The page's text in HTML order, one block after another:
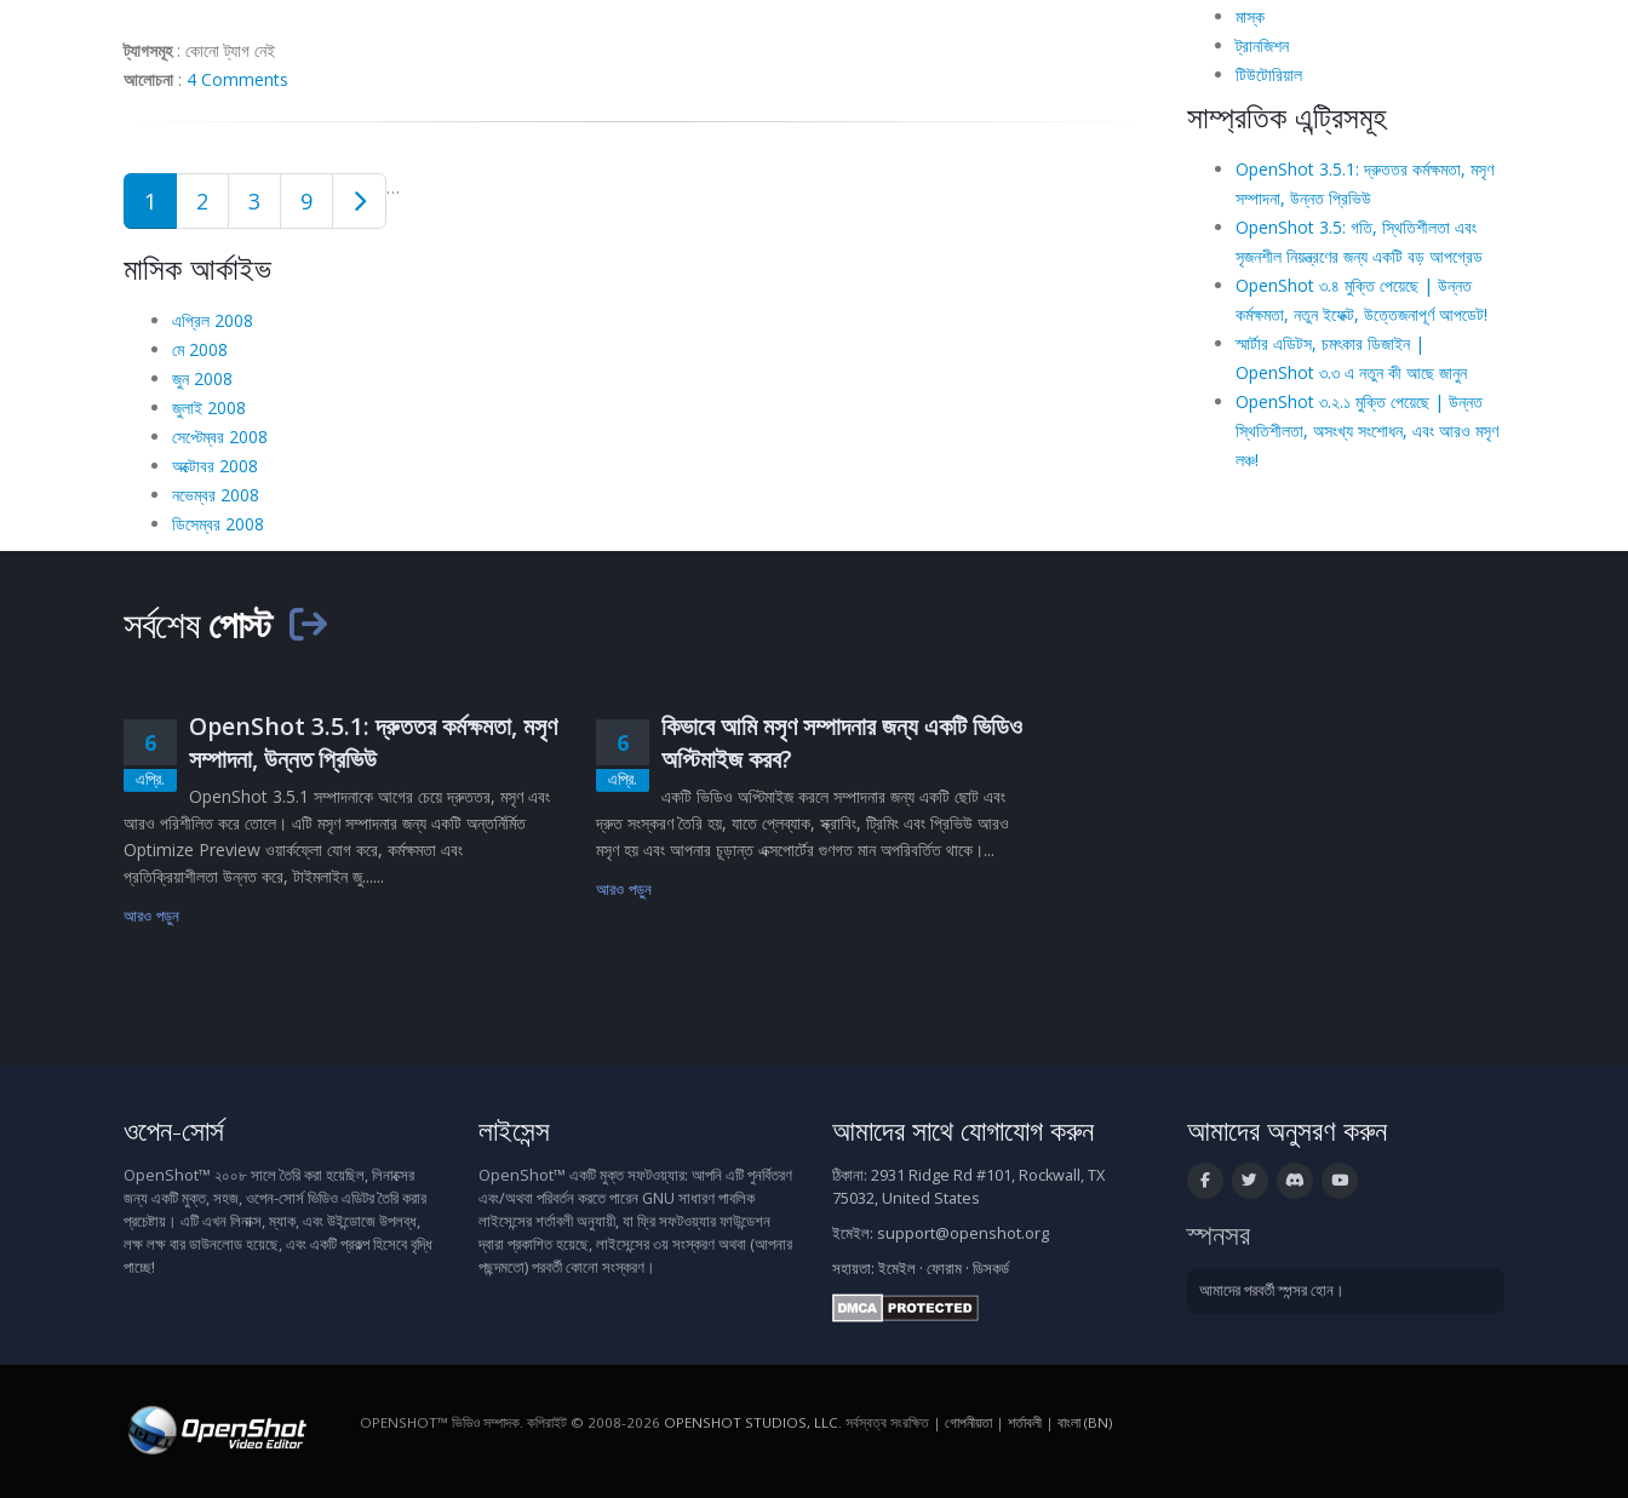
ট্যাগসমূহ: কোনো ট্যাগ নেই
আলোচনা: 4 Comments
1 2 3 …
9
মাসিক আর্কাইভ
এপ্রিল 2008
মে 2008
জুন 2008
জুলাই 2008
সেপ্টেম্বর 2008
অক্টোবর 2008
নভেম্বর 2008
ডিসেম্বর 2008
মাস্ক
ট্রানজিশন
টিউটোরিয়াল
সাম্প্রতিক এন্ট্রিসমূহ
OpenShot 3.5.1: দ্রুততর কর্মক্ষমতা, মসৃণ
সম্পাদনা, উন্নত প্রিভিউ
OpenShot 3.5: গতি, স্থিতিশীলতা এবং
সৃজনশীল নিয়ন্ত্রণের জন্য একটি বড় আপগ্রেড
OpenShot ৩.৪ মুক্তি পেয়েছে | উন্নত
কর্মক্ষমতা, নতুন ইফেক্ট, উত্তেজনাপূর্ণ আপডেট!
স্মার্টার এডিটস, চমৎকার ডিজাইন |
OpenShot ৩.৩ এ নতুন কী আছে জানুন
OpenShot ৩.২.১ মুক্তি পেয়েছে | উন্নত
স্থিতিশীলতা, অসংখ্য সংশোধন, এবং আরও মসৃণ
লঞ্চ!
সর্বশেষপোস্ট
6
এপ্রি.
OpenShot 3.5.1: দ্রুততর কর্মক্ষমতা, মসৃণ
সম্পাদনা, উন্নত প্রিভিউ
OpenShot 3.5.1 সম্পাদনাকে আগের চেয়ে দ্রুততর, মসৃণ এবং
আরও পরিশীলিত করে তোলে। এটি মসৃণ সম্পাদনার জন্য একটি অন্তর্নির্মিত
Optimize Preview ওয়ার্কফ্লো যোগ করে, কর্মক্ষমতা এবং
প্রতিক্রিয়াশীলতা উন্নত করে, টাইমলাইন জু......
আরও পড়ুন
6
এপ্রি.
কিভাবে আমি মসৃণ সম্পাদনার জন্য একটি ভিডিও
অপ্টিমাইজ করব?
একটি ভিডিও অপ্টিমাইজ করলে সম্পাদনার জন্য একটি ছোট এবং
দ্রুত সংস্করণ তৈরি হয়, যাতে প্লেব্যাক, স্ক্রাবিং, ট্রিমিং এবং প্রিভিউ আরও
মসৃণ হয় এবং আপনার চূড়ান্ত এক্সপোর্টের গুণগত মান অপরিবর্তিত থাকে।...
আরও পড়ুন
ওপেন-সোর্স
OpenShot™ ২০০৮ সালে তৈরি করা হয়েছিল, লিনাক্সের
জন্য একটি মুক্ত, সহজ, ওপেন-সোর্স ভিডিও এডিটর তৈরি করার
প্রচেষ্টায়। এটি এখন লিনাক্স, ম্যাক, এবং উইন্ডোজে উপলব্ধ,
লক্ষ লক্ষ বার ডাউনলোড হয়েছে, এবং একটি প্রকল্প হিসেবে বৃদ্ধি
পাচ্ছে!
লাইসেন্স
OpenShot™ একটি মুক্ত সফটওয়্যার: আপনি এটি পুনর্বিতরণ
এবং/অথবা পরিবর্তন করতে পারেন GNU সাধারণ পাবলিক
লাইসেন্সের শর্তাবলী অনুযায়ী, যা ফ্রি সফটওয়্যার ফাউন্ডেশন
দ্বারা প্রকাশিত হয়েছে, লাইসেন্সের ৩য় সংস্করণ অথবা (আপনার
পছন্দমতো) পরবর্তী কোনো সংস্করণ।
আমাদের সাথে যোগাযোগ করুন
ঠিকানা: 2931 Ridge Rd #101, Rockwall, TX
75032, United States
ইমেইল: support@openshot.org
সহায়তা: ইমেইল · ফোরাম · ডিসকর্ড
আমাদের অনুসরণ করুন
স্পনসর
আমাদের পরবর্তী স্পন্সর হোন।
OPENSHOT™ ভিডিও সম্পাদক. কপিরাইট © 2008-2026 OPENSHOT STUDIOS, LLC . সর্বস্বত্ব সংরক্ষিত | গোপনীয়তা| শর্তাবলী | বাংলা (BN)